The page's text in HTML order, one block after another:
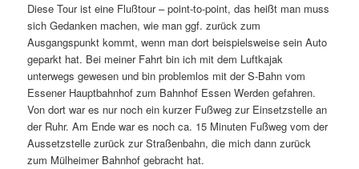
Diese Tour ist eine Flußtour – point-to-point, das heißt man muss
sich Gedanken machen, wie man ggf. zurück zum
Ausgangspunkt kommt, wenn man dort beispielsweise sein Auto
geparkt hat. Bei meiner Fahrt bin ich mit dem Luftkajak
unterwegs gewesen und bin problemlos mit der S-Bahn vom
Essener Hauptbahnhof zum Bahnhof Essen Werden gefahren.
Von dort war es nur noch ein kurzer Fußweg zur Einsetzstelle an
der Ruhr. Am Ende war es noch ca. 15 Minuten Fußweg vom der
Aussetzstelle zurück zur Straßenbahn, die mich dann zurück
zum Mülheimer Bahnhof gebracht hat.